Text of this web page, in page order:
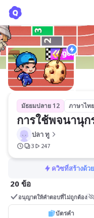
มัธยมปลาย 12 ภาษาไทย
การใช้พจนานุก
ปลา ทู
3 247
ควิซที่สร้างด้ว
20 ข้อ
อนุญาตให้คำตอบที่ไม่ถูกต้อง
บัตรคำ